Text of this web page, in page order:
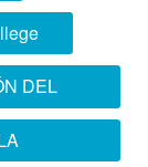
DEL